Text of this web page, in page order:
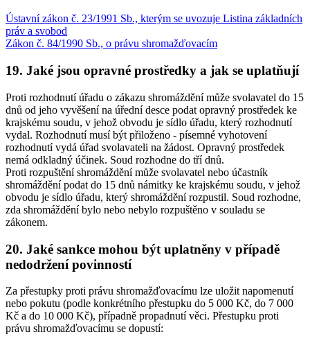
Ústavní zákon č. 23/1991 Sb., kterým se uvozuje Listina základních
práv a svobod
Zákon č. 84/1990 Sb., o právu shromažďovacím
19. Jaké jsou opravné prostředky a jak se uplatňují
Proti rozhodnutí úřadu o zákazu shromáždění může svolavatel do 15
dnů od jeho vyvěšení na úřední desce podat opravný prostředek ke
krajskému soudu, v jehož obvodu je sídlo úřadu, který rozhodnutí
vydal. Rozhodnutí musí být přiloženo - písemné vyhotovení
rozhodnutí vydá úřad svolavateli na žádost. Opravný prostředek
nemá odkladný účinek. Soud rozhodne do tří dnů.
Proti rozpuštění shromáždění může svolavatel nebo účastník
shromáždění podat do 15 dnů námitky ke krajskému soudu, v jehož
obvodu je sídlo úřadu, který shromáždění rozpustil. Soud rozhodne,
zda shromáždění bylo nebo nebylo rozpuštěno v souladu se
zákonem.
20. Jaké sankce mohou být uplatněny v případě
nedodržení povinností
Za přestupky proti právu shromažďovacímu lze uložit napomenutí
nebo pokutu (podle konkrétního přestupku do 5 000 Kč, do 7 000
Kč a do 10 000 Kč), případně propadnutí věci. Přestupku proti
právu shromažďovacímu se dopustí: